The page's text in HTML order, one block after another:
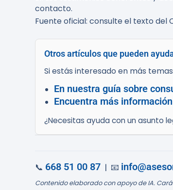
contacto.
Fuente oficial: consulte el texto del
Otros artículos que pueden
Si estás interesado en más
En nuestra guía sobre
Encuentra más
¿Necesitas ayuda con un asunto
📞 668 51 00 87 | 📧
Contenido elaborado con apoyo de IA.